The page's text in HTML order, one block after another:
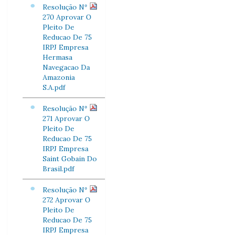
Resolução Nº
270 Aprovar O
Pleito De
Reducao De 75
IRPJ Empresa
Hermasa
Navegacao Da
Amazonia
S.A.pdf
Resolução Nº
271 Aprovar O
Pleito De
Reducao De 75
IRPJ Empresa
Saint Gobain Do
Brasil.pdf
Resolução Nº
272 Aprovar O
Pleito De
Reducao De 75
IRPJ Empresa